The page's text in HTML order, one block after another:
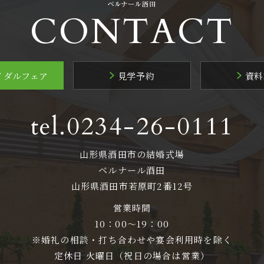
CONTACT
ダルフェア 見学予約 資
tel.0234-26-0111
山形県酒田市の結婚式場
ベルナール酒田
山形県酒田市若原町2番12号
営業時間
10：00～19：00
※婚礼の相談・打ち合わせや宴会利用時を除く
定休日 火曜日（祝日の場合は営業）